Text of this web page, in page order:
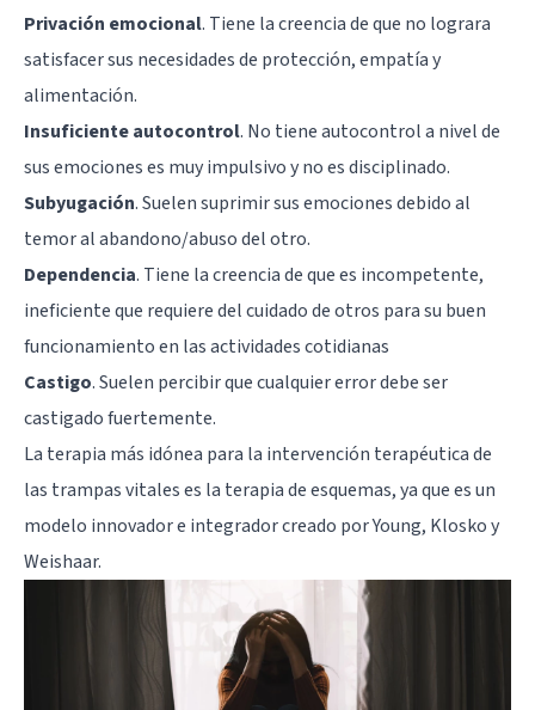
Privación emocional. Tiene la creencia de que no lograra
satisfacer sus necesidades de protección, empatía y
alimentación.
Insuficiente autocontrol. No tiene autocontrol a nivel de
sus emociones es muy impulsivo y no es disciplinado.
Subyugación. Suelen suprimir sus emociones debido al
temor al abandono/abuso del otro.
Dependencia. Tiene la creencia de que es incompetente,
ineficiente que requiere del cuidado de otros para su buen
funcionamiento en las actividades cotidianas
Castigo. Suelen percibir que cualquier error debe ser
castigado fuertemente.
La terapia más idónea para la intervención terapéutica de
las trampas vitales es la terapia de esquemas, ya que es un
modelo innovador e integrador creado por Young, Klosko y
Weishaar.